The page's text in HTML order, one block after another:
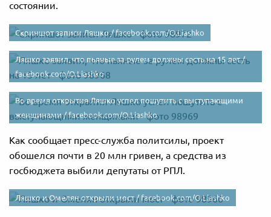
состоянии.
Скриншот записи Ляшко /facebook.com/O.Liashko
Ляшко заявил, что пьяные за рулем должны сесть на 15 лет /
facebook.com/O.Liashko
Во время открытия Ляшко успел пошутить с выступающими
женщинами /facebook.com/O.Liashko
Как сообщает пресс-служба политсилы, проект
обошелся почти в 20 млн гривен, а средства из
госбюджета выбили депутаты от РПЛ.
Ляшко и Омелян открыли мост / facebook.com/O.Liashko